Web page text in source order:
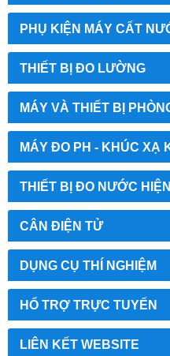
PHỤ KIỆN MÁY CẤT
THIẾT BỊ ĐO LƯỜNG
MÁY VÀ THIẾT BỊ
MÁY ĐO PH - KHÚC XẠ
THIẾT BỊ ĐO NƯỚC
CÂN ĐIỆN TỬ
DỤNG CỤ THÍ NGHIỆM
HỔ TRỢ TRỰC TUYẾN
LIÊN KẾT WEBSITE